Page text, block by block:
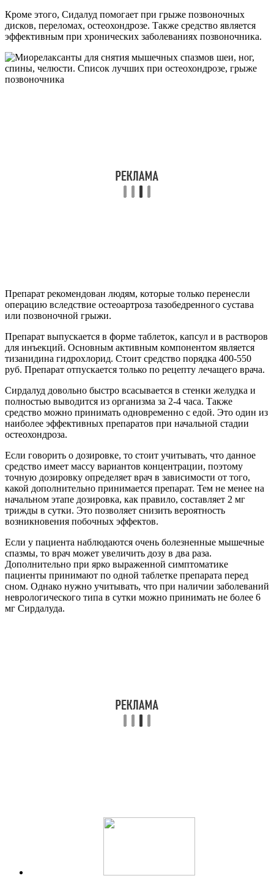
Кроме этого, Сидалуд помогает при грыже позвоночных
дисков, переломах, остеохондрозе. Также средство является
эффективным при хронических заболеваниях позвоночника.
Препарат рекомендован людям, которые только перенесли
операцию вследствие остеоартроза тазобедренного сустава
или позвоночной грыжи.
Препарат выпускается в форме таблеток, капсул и в растворов
для инъекций. Основным активным компонентом является
тизанидина гидрохлорид. Стоит средство порядка 400-550
руб. Препарат отпускается только по рецепту лечащего врача.
Сирдалуд довольно быстро всасывается в стенки желудка и
полностью выводится из организма за 2-4 часа. Также
средство можно принимать одновременно с едой. Это один из
наиболее эффективных препаратов при начальной стадии
остеохондроза.
Если говорить о дозировке, то стоит учитывать, что данное
средство имеет массу вариантов концентрации, поэтому
точную дозировку определяет врач в зависимости от того,
какой дополнительно принимается препарат. Тем не менее на
начальном этапе дозировка, как правило, составляет 2 мг
трижды в сутки. Это позволяет снизить вероятность
возникновения побочных эффектов.
Если у пациента наблюдаются очень болезненные мышечные
спазмы, то врач может увеличить дозу в два раза.
Дополнительно при ярко выраженной симптоматике
пациенты принимают по одной таблетке препарата перед
сном. Однако нужно учитывать, что при наличии заболеваний
неврологического типа в сутки можно принимать не более 6
мг Сирдалуда.